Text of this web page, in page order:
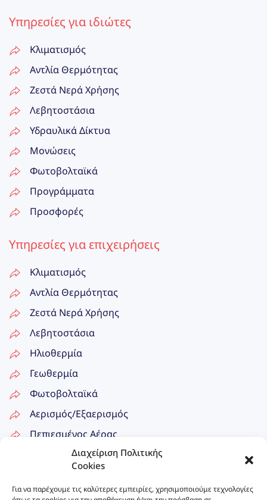
Διαχείριση Πολιτικής
Cookies
Για να παρέχουμε τις καλύτερες εμπειρίες, χρησιμοποιούμε τεχνολογίες
Υπηρεσίες για ιδιώτες
Κλιματισμός
Αντλία Θερμότητας
Ζεστά Νερά Χρήσης
Λεβητοστάσια
Υδραυλικά Δίκτυα
Μονώσεις
Φωτοβολταϊκά
Προγράμματα
Προσφορές
Υπηρεσίες για επιχειρήσεις
Κλιματισμός
Αντλία Θερμότητας
Ζεστά Νερά Χρήσης
Λεβητοστάσια
Ηλιοθερμία
Γεωθερμία
Φωτοβολταϊκά
Αερισμός/Εξαερισμός
Πεπιεσμένος Αέρας
Δίκτυα Ατμού
Επικοινωνία